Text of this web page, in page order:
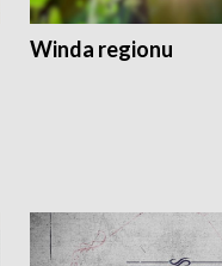
Winda regionu